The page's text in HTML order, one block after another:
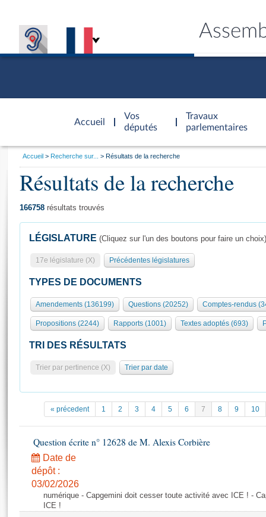
Accueil
d'accueil
Vos
députés
Travaux
parlementaires
Présidence
577 députés
Groupes politiques
Séance publique
Commissions et autres organes
Europe et International
Pétitions
Projets de loi
Propositions de loi
Amendements
Textes adoptés
Général
Rôle et pouvoirs de l'Assemblée
Organisation de l'Assemblée
Présidence Conférence des Présidents Bureau Collège des
Statistiques et chiffres clés
Documents de référence
( Constitution | Règlement de l'Assemblée ... )
Histoire
Juniors
Anciennes législatures
Visiter l'Assemblée
Visite virtuelle du palais Bourbon
Assister à une séance
La Bibliothèque
Contacts et plan d'accès
Photos libres de droit
Vous
Accueil Recherche sur... Résultats de la recherche
Résultats de la recherche
166758 résultats trouvés
LÉGISLATURE (Cliquez sur l'un des boutons pour faire un choix)
17e législature (X) Précédentes législatures
TYPES DE DOCUMENTS
Amendements (136199) Questions (20252) Comptes-rendus
Propositions (2244) Rapports (1001) Textes adoptés (693)
TRI DES RÉSULTATS
Trier par pertinence (X) Trier par date
« précedent 1 2 3 4 5 6 7 8 9 10
Question écrite n° 12628 de M. Alexis Corbière
Date de
dépôt :
03/02/2026
numérique - Capgemini doit cesser toute activité avec ICE ! -
ICE !